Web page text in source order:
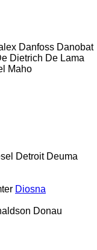
Danfoss Danobat
Dietrich De Lama
Maho
Detroit Deuma
Diosna
Donau